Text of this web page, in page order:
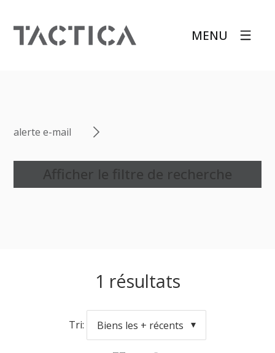
MENU
alerte e-mail
Afficher le filtre de recherche
1 résultats
Tri: Biens les + récents